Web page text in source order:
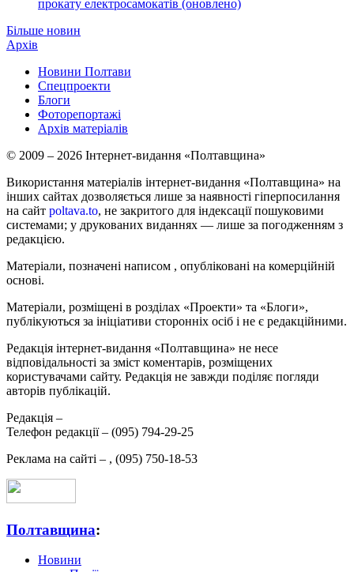
прокату електросамокатів (оновлено)
Більше новин
Архів
Новини Полтави
Спецпроекти
Блоги
Фоторепортажі
Архів матеріалів
© 2009 – 2026 Інтернет-видання «Полтавщина»
Використання матеріалів інтернет-видання «Полтавщина» на
інших сайтах дозволяється лише за наявності гіперпосилання
на сайт poltava.to, не закритого для індексації пошуковими
системами; у друкованих виданнях — лише за погодженням з
редакцією.
Матеріали, позначені написом , опубліковані на комерційній
основі.
Матеріали, розміщені в розділах «Проекти» та «Блоги»,
публікуються за ініціативи сторонніх осіб і не є редакційними.
Редакція інтернет-видання «Полтавщина» не несе
відповідальності за зміст коментарів, розміщених
користувачами сайту. Редакція не завжди поділяє погляди
авторів публікацій.
Редакція –
Телефон редакції – (095) 794-29-25
Реклама на сайті – , (095) 750-18-53
Полтавщина:
Новини